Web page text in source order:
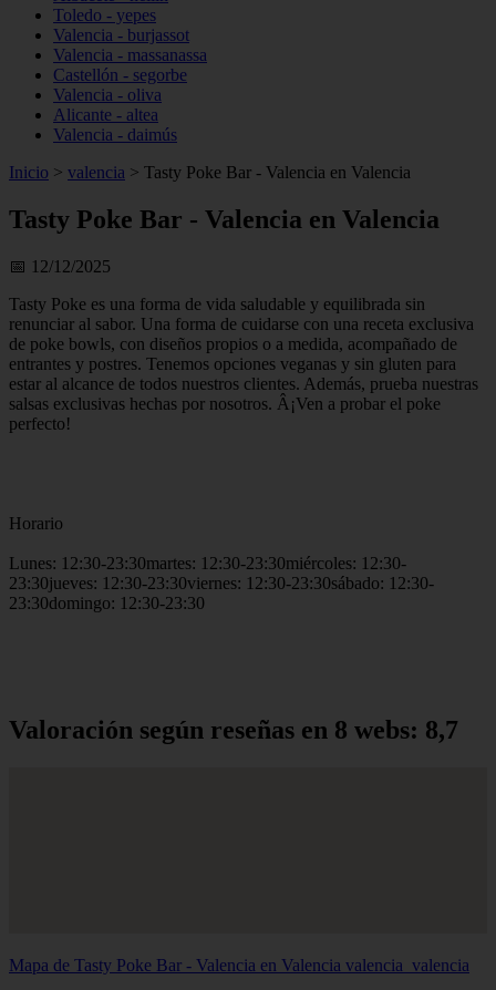
Toledo - yepes
Valencia - burjassot
Valencia - massanassa
Castellón - segorbe
Valencia - oliva
Alicante - altea
Valencia - daimús
Inicio > valencia > Tasty Poke Bar - Valencia en Valencia
Tasty Poke Bar - Valencia en Valencia
📅 12/12/2025
Tasty Poke es una forma de vida saludable y equilibrada sin
renunciar al sabor. Una forma de cuidarse con una receta exclusiva
de poke bowls, con diseños propios o a medida, acompañado de
entrantes y postres. Tenemos opciones veganas y sin gluten para
estar al alcance de todos nuestros clientes. Además, prueba nuestras
salsas exclusivas hechas por nosotros. Â¡Ven a probar el poke
perfecto!
Horario
Lunes: 12:30-23:30martes: 12:30-23:30miércoles: 12:30-
23:30jueves: 12:30-23:30viernes: 12:30-23:30sábado: 12:30-
23:30domingo: 12:30-23:30
Valoración según reseñas en 8 webs: 8,7
Mapa de Tasty Poke Bar - Valencia en Valencia valencia_valencia